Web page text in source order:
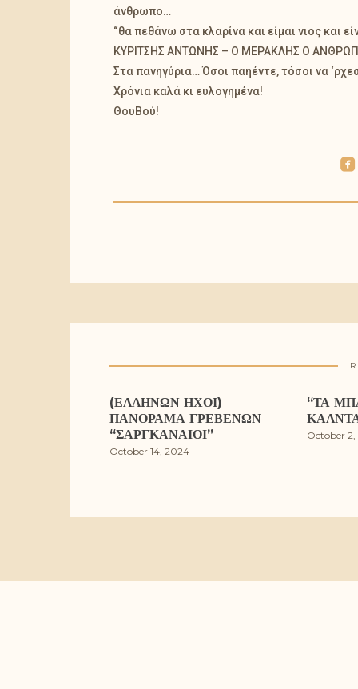
άνθρωπο…
“θα πεθάνω στα κλαρίνα και είμαι νιος και
ΚΥΡΙΤΣΗΣ ΑΝΤΩΝΗΣ – Ο ΜΕΡΑΚΛΗΣ Ο
Στα πανηγύρια… Όσοι παηέντε, τόσοι να
Χρόνια καλά κι ευλογημένα!
ΘουΒού!
roundedfacebook
(ΕΛΛΉΝΩΝ ΉΧΟΙ)
ΠΑΝΌΡΑΜΑ ΓΡΕΒΕΝΏΝ
“ΣΑΡΓΚΑΝΑΊΟΙ”
October 14, 2024
“ΤΑ
October